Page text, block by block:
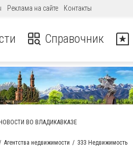
Реклама на сайте Контакты
Справочник
ВО ВЛАДИКАВКАЗЕ
Агентства недвижимости 333 Недвижимость